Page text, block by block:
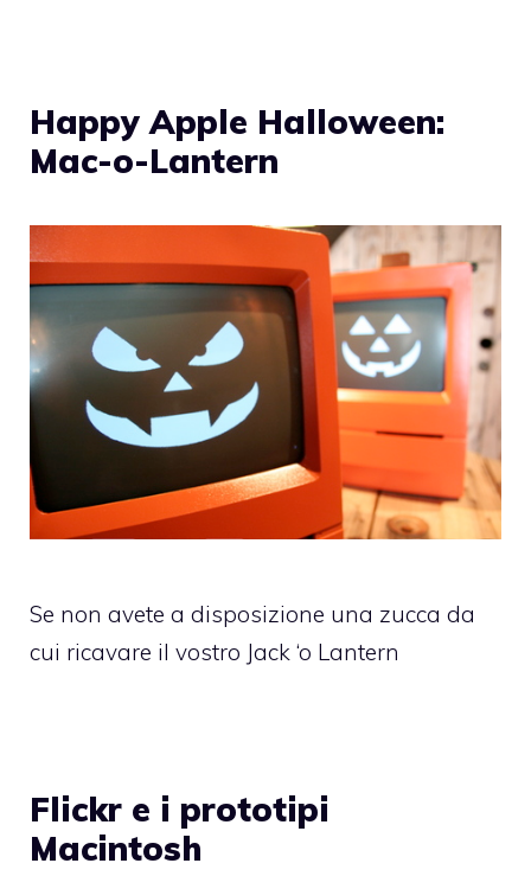
Happy Apple Halloween:
Mac-o-Lantern
Se non avete a disposizione una zucca da
cui ricavare il vostro Jack ‘o Lantern
Flickr e i prototipi
Macintosh